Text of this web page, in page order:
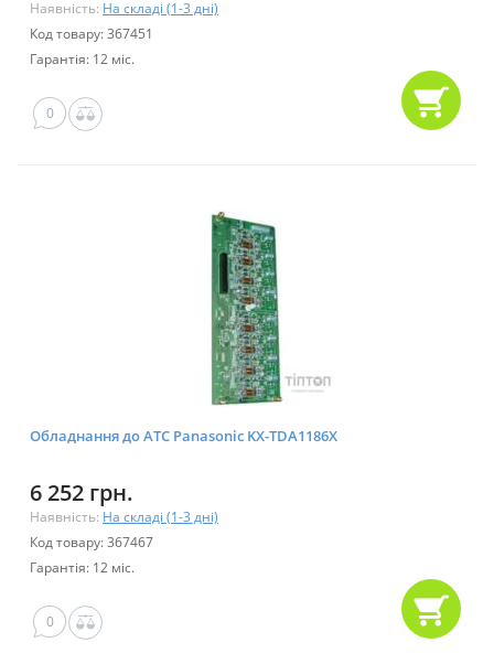
Наявність: На складі (1-3 дні)
Код товару: 367451
Гарантія: 12 міс.
0
Обладнання до АТС Panasonic KX-TDA1186X
6 252 грн.
Наявність: На складі (1-3 дні)
Код товару: 367467
Гарантія: 12 міс.
0